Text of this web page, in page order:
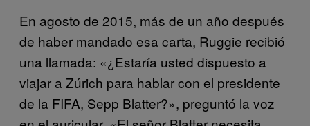
En agosto de 2015, más de un año después
de haber mandado esa carta, Ruggie recibió
una llamada: «¿Estaría usted dispuesto a
viajar a Zúrich para hablar con el presidente
de la FIFA, Sepp Blatter?», preguntó la voz